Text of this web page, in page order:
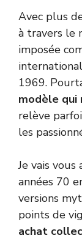
Avec plus
à travers le
imposée
1969.
modèle qui
relève
les
Je vais
années 70
versions
points de
achat